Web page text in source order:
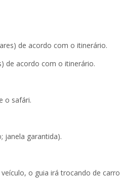
de acordo com o itinerário.
de acordo com o itinerário.
o safári.
janela garantida).
o guia irá trocando de carro